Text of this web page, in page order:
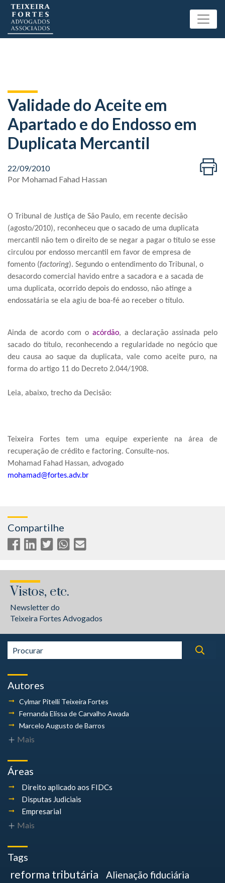
Validade do Aceite em
Apartado e do Endosso em
Duplicata Mercantil
22/09/2010
Por Mohamad Fahad Hassan
O Tribunal de Justiça de São Paulo, em recente decisão
(agosto/2010), reconheceu que o sacado de uma duplicata
mercantil não tem o direito de se negar a pagar o título se esse
circulou por endosso mercantil em favor de empresa de
fomento (factoring). Segundo o entendimento do Tribunal, o
desacordo comercial havido entre a sacadora e a sacada de
uma duplicata, ocorrido depois do endosso, não atinge a
endossatária se ela agiu de boa-fé ao receber o título.
Ainda de acordo com o acórdão, a declaração assinada pelo
sacado do título, reconhecendo a regularidade no negócio que
deu causa ao saque da duplicata, vale como aceite puro, na
forma do artigo 11 do Decreto 2.044/1908.
Leia, abaixo, trecho da Decisão:
Teixeira Fortes tem uma equipe experiente na área de
recuperação de crédito e factoring. Consulte-nos.
Mohamad Fahad Hassan, advogado
mohamad@fortes.adv.br
Compartilhe
Vistos, etc.
Newsletter do
Teixeira Fortes Advogados
Autores
Cylmar Pitelli Teixeira Fortes
Fernanda Elissa de Carvalho Awada
Marcelo Augusto de Barros
Mais
Áreas
Direito aplicado aos FIDCs
Disputas Judiciais
Empresarial
Mais
Tags
reforma tributária
Alienação fiduciária